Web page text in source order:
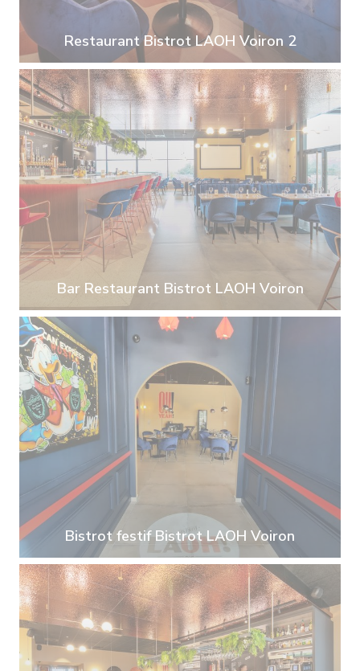
Restaurant Bistrot LAOH Voiron 2
Bar Restaurant Bistrot LAOH Voiron
Bistrot festif Bistrot LAOH Voiron